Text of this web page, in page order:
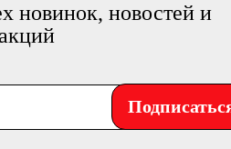
новинок, новостей и
акций